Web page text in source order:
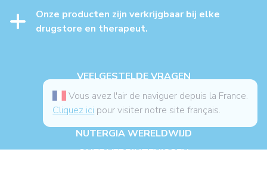
Vous avez l'air de naviguer depuis la France.
Cliquez ici pour visiter notre site français.
Onze producten zijn verkrijgbaar bij elke
drugstore en therapeut.
VEELGESTELDE VRAGEN
CONTACT MET ONS OPNEMEN
ROUTEBESCHRIJVING
NUTERGIA WERELDWIJD
ONZE VERBINTENISSEN